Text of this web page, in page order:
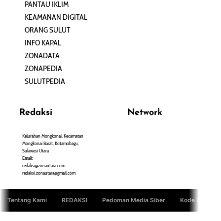
PANTAU IKLIM
KEAMANAN DIGITAL
ORANG SULUT
INFO KAPAL
ZONADATA
ZONAPEDIA
SULUTPEDIA
Redaksi
Kelurahan Mongkonai, Kecamatan
Mongkonai Barat, Kotamobagu,
Sulawesi Utara
Email:
redaksi@zonautara.com
redaksi.zonautara@gmail.com
Network
Tentang Kami REDAKSI Pedoman Media Siber Kode Etik